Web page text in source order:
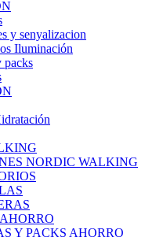
y senyalizacion
Iluminación
packs
NORDIC WALKING
Y PACKS AHORRO